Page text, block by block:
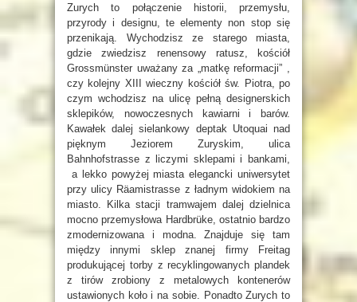
Zurych to połączenie historii, przemysłu,
przyrody i designu, te elementy non stop się
przenikają. Wychodzisz ze starego miasta,
gdzie zwiedzisz renensowy ratusz, kościół
Grossmünster uważany za „matkę reformacji” ,
czy kolejny XIII wieczny kościół św. Piotra, po
czym wchodzisz na ulicę pełną designerskich
sklepików, nowoczesnych kawiarni i barów.
Kawałek dalej sielankowy deptak Utoquai nad
pięknym Jeziorem Zuryskim, ulica
Bahnhofstrasse z liczymi sklepami i bankami,
a lekko powyżej miasta elegancki uniwersytet
przy ulicy Räamistrasse z ładnym widokiem na
miasto. Kilka stacji tramwajem dalej dzielnica
mocno przemysłowa Hardbrüke, ostatnio bardzo
zmodernizowana i modna. Znajduje się tam
między innymi sklep znanej firmy Freitag
produkującej torby z recyklingowanych plandek
z tirów zrobiony z metalowych kontenerów
ustawionych koło i na sobie. Ponadto Zurych to